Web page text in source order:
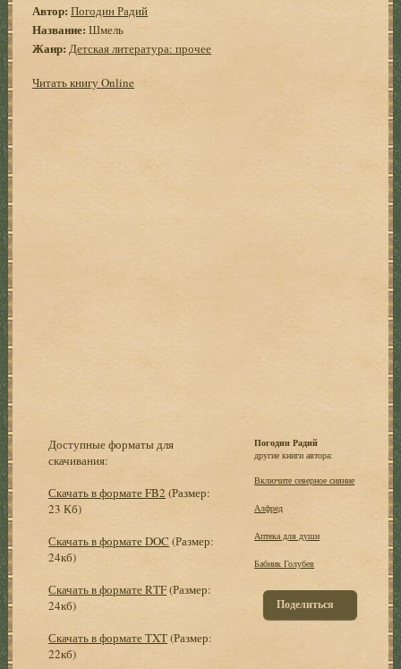
Автор: Погодин Радий
Название: Шмель
Жанр: Детская литература: прочее
Читать книгу Online
Доступные форматы для
скачивания:
Скачать в формате FB2 (Размер:
23 Кб)
Скачать в формате DOC (Размер:
24кб)
Скачать в формате RTF(Размер:
24кб)
Скачать в формате TXT(Размер:
22кб)
Погодин Радий
другие книги автора:
Включите северное сияние
Алфред
Аптека для души
Бабник Голубев
Поделиться